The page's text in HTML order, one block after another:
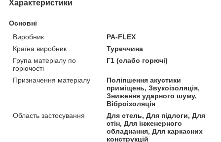
Характеристики
Основні
Виробник
PA-FLEX
Країна виробник
Туреччина
Група матеріалу по
горючості
Г1 (слабо горючі)
Призначення матеріалу
Поліпшення акустики
приміщень, Звукоізоляція,
Зниження ударного шуму,
Віброізоляція
Область застосування
Для стель, Для підлоги, Для
стін, Для інженерного
обладнання, Для каркасних
конструкцій